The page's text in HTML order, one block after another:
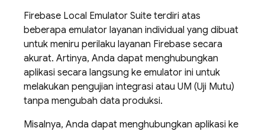
Firebase Local Emulator Suite terdiri atas
beberapa emulator layanan individual yang dibuat
untuk meniru perilaku layanan Firebase secara
akurat. Artinya, Anda dapat menghubungkan
aplikasi secara langsung ke emulator ini untuk
melakukan pengujian integrasi atau UM (Uji Mutu)
tanpa mengubah data produksi.
Misalnya, Anda dapat menghubungkan aplikasi ke